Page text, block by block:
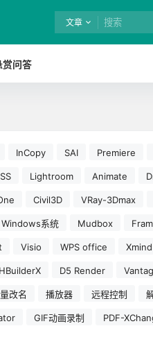
文章
赏问答
InCopy SAI Premiere
Lightroom Animate
Civil3D VRay-3Dmax
Windows系统 Mudbox
Visio WPS office Xmind
HBuilderX D5 Render
改名 播放器 远程控制
GIF动画录制 PDF-